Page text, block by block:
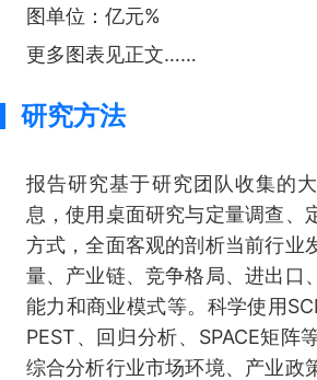
图单位：亿元%
更多图表见正文……
研究方法
报告研究基于研究团队收集的
息，使用桌面研究与定量调查、
方式，全面客观的剖析当前行业
量、产业链、竞争格局、进出口
能力和商业模式等。科学使用
PEST、回归分析、SPACE矩阵
综合分析行业市场环境、产业政